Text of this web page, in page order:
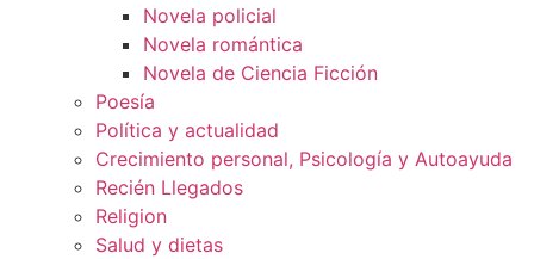
Novela policial
Novela romántica
Novela de Ciencia Ficción
Poesía
Política y actualidad
Crecimiento personal, Psicología y Autoayuda
Recién Llegados
Religion
Salud y dietas